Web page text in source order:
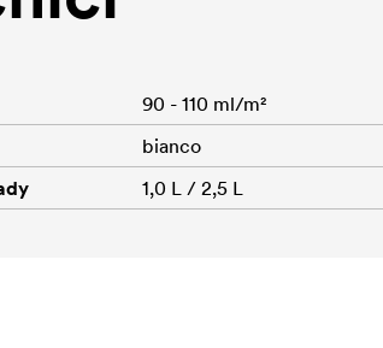
90 - 110 ml/m²
bianco
1,0 L / 2,5 L